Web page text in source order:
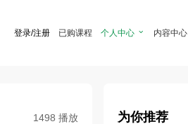
登录/注册 已购课程 个人中心  内容中心
1498 播放 为你推荐